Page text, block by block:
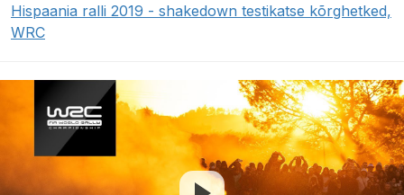
Hispaania ralli 2019 - shakedown testikatse kõrghetked,
WRC